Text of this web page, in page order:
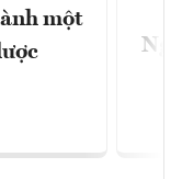
một